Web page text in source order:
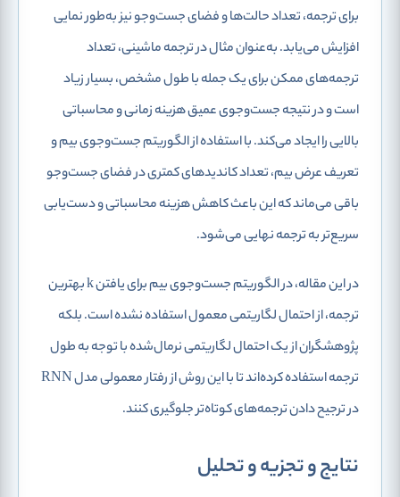
برای ترجمه، تعداد حالت‌ها و فضای جست‌وجو نیز به‌طور نمایی
افزایش می‌یابد. به‌عنوان مثال در ترجمه ماشینی، تعداد
ترجمه‌های ممکن برای یک جمله با طول مشخص، بسیار زیاد
است و در نتیجه جست‌وجوی عمیق هزینه زمانی و محاسباتی
بالایی را ایجاد می‌کند. با استفاده از الگوریتم جست‌وجوی بیم و
تعریف عرض بیم، تعداد کاندیدهای کمتری در فضای جست‌وجو
باقی می‌ماند که این باعث کاهش هزینه محاسباتی و دست‌یابی
سریع‌تر به ترجمه نهایی می‌شود.
در این مقاله، در الگوریتم جست‌وجوی بیم برای یافتن k بهترین
ترجمه، از احتمال لگاریتمی معمول استفاده نشده است. بلکه
پژوهشگران از یک احتمال لگاریتمی نرمال‌شده با توجه به طول
ترجمه استفاده کرده‌اند تا با این روش از رفتار معمولی مدل RNN
در ترجیح دادن ترجمه‌های کوتاه‌تر جلوگیری کنند.
نتایج و تجزیه و تحلیل